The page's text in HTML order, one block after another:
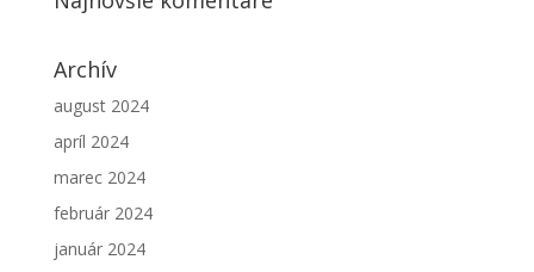
Archív
august 2024
apríl 2024
marec 2024
február 2024
január 2024